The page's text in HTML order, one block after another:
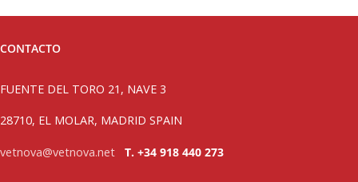
CONTACTO
FUENTE DEL TORO 21, NAVE 3
28710, EL MOLAR, MADRID SPAIN
vetnova@vetnova.net T. +34 918 440 273